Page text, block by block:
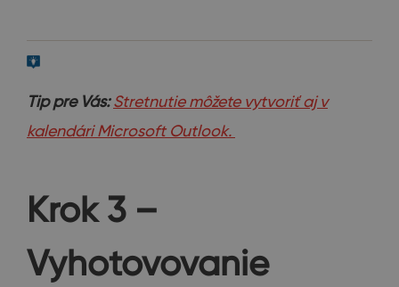
Tip pre Vás: Stretnutie môžete vytvoriť aj v
kalendári Microsoft Outlook.
Krok 3 –
Vyhotovovanie